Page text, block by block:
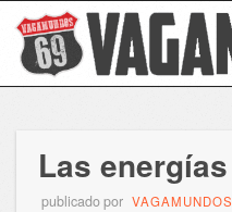
Las energías
publicado por VAGAMUNDOS